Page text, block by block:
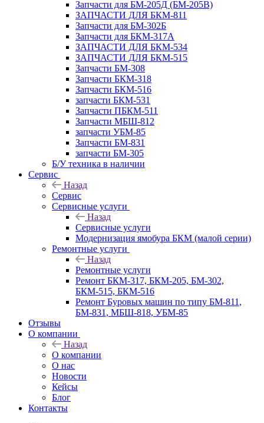
Запчасти для БМ-205Д (БМ-205В)
ЗАПЧАСТИ ДЛЯ БКМ-811
Запчасти для БМ-302Б
Запчасти для БКМ-317А
ЗАПЧАСТИ ДЛЯ БКМ-534
ЗАПЧАСТИ ДЛЯ БКМ-515
Запчасти БМ-308
Запчасти БКМ-318
Запчасти БКМ-516
запчасти БКМ-531
Запчасти ПБКМ-511
Запчасти МБШ-812
запчасти УБМ-85
Запчасти БМ-831
запчасти БМ-305
Б/У техника в наличии
Сервис
Назад
Сервис
Сервисные услуги
Назад
Сервисные услуги
Модернизация ямобура БКМ (малой серии)
Ремонтные услуги
Назад
Ремонтные услуги
Ремонт БКМ-317, БКМ-205, БМ-302,
БКМ-515, БКМ-516
Ремонт Буровых машин по типу БМ-811,
БМ-831, МБШ-818, УБМ-85
Отзывы
О компании
Назад
О компании
О нас
Новости
Кейсы
Блог
Контакты